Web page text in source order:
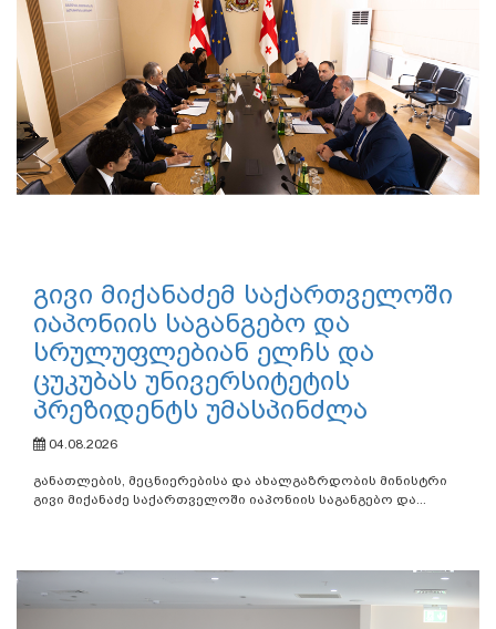
გივი მიქანაძემ საქართველოში
იაპონიის საგანგებო და
სრულუფლებიან ელჩს და
ცუკუბას უნივერსიტეტის
პრეზიდენტს უმასპინძლა
04.08.2026
განათლების, მეცნიერებისა და ახალგაზრდობის მინისტრი
გივი მიქანაძე საქართველოში იაპონიის საგანგებო და...